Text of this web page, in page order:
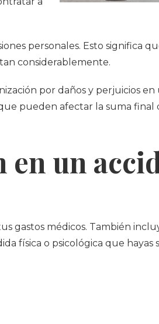
personales. Esto significa
considerablemente.
por daños y perjuicios
pueden afectar la suma final
un
gastos médicos. También
física o psicológica que hayas